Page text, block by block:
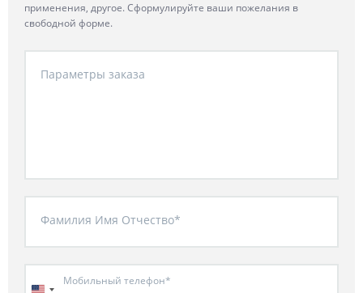
применения, другое. Сформулируйте ваши пожелания в
свободной форме.
Параметры заказа
Фамилия Имя Отчество*
Мобильный телефон*